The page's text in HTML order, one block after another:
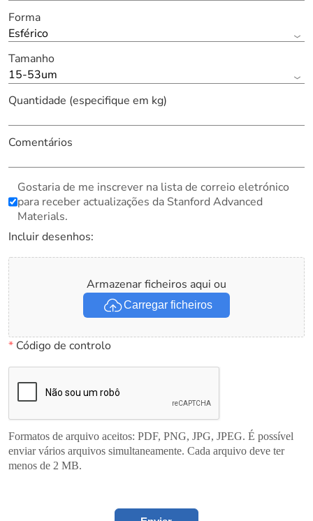
Forma
Esférico
Tamanho
15-53um
Quantidade (especifique em kg)
Comentários
Gostaria de me inscrever na lista de correio eletrónico
para receber actualizações da Stanford Advanced
Materials.
Incluir desenhos:
Armazenar ficheiros aqui ou
Carregar ficheiros
*Código de controlo
Formatos de arquivo aceitos: PDF, PNG, JPG, JPEG. É possível
enviar vários arquivos simultaneamente. Cada arquivo deve ter
menos de 2 MB.